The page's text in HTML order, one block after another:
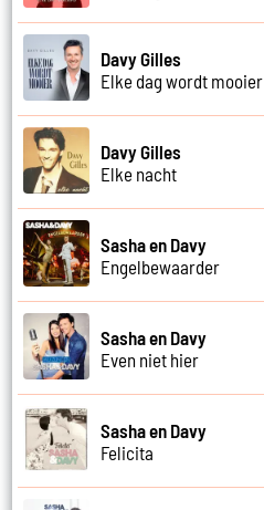
Davy Gilles
Elke dag wordt mooier
Davy Gilles
Elke nacht
Sasha en Davy
Engelbewaarder
Sasha en Davy
Even niet hier
Sasha en Davy
Felicita